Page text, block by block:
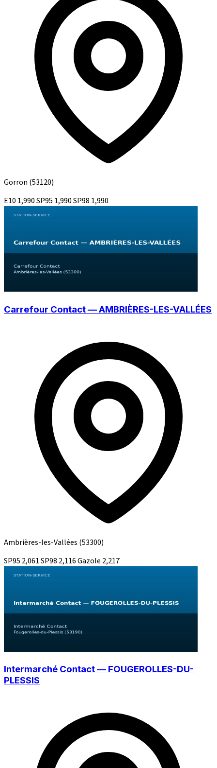
Gorron (53120)
E10 1,990SP95 1,990SP98 1,990
Carrefour Contact — AMBRIÈRES-LES-VALLÉES
Ambrières-les-Vallées (53300)
SP95 2,061SP98 2,116Gazole 2,217
Intermarché Contact — FOUGEROLLES-DU-
PLESSIS